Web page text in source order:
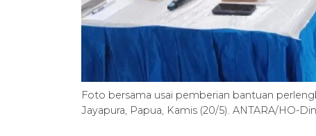
Foto bersama usai pemberian bantuan
Jayapura, Papua, Kamis (20/5). ANTARA/HO-